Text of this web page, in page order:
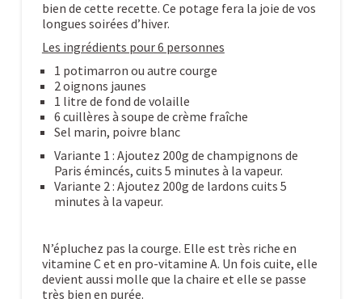
bien de cette recette. Ce potage fera la joie de vos
longues soirées d’hiver.
Les ingrédients pour 6 personnes
1 potimarron ou autre courge
2 oignons jaunes
1 litre de fond de volaille
6 cuillères à soupe de crème fraîche
Sel marin, poivre blanc
Variante 1 : Ajoutez 200g de champignons de
Paris émincés, cuits 5 minutes à la vapeur.
Variante 2 : Ajoutez 200g de lardons cuits 5
minutes à la vapeur.
N’épluchez pas la courge. Elle est très riche en
vitamine C et en pro-vitamine A. Un fois cuite, elle
devient aussi molle que la chaire et elle se passe
très bien en purée.